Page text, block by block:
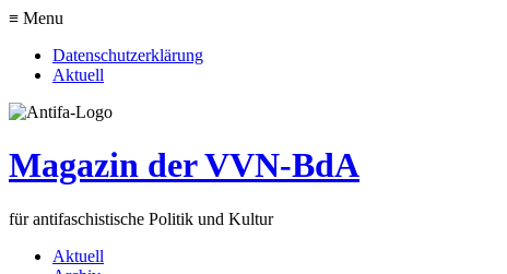
≡ Menu
Datenschutzerklärung
Aktuell
Magazin der VVN-BdA
für antifaschistische Politik und Kultur
Aktuell